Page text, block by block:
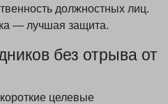
должностных лиц.
— лучшая защита.
без отрыва от
целевые